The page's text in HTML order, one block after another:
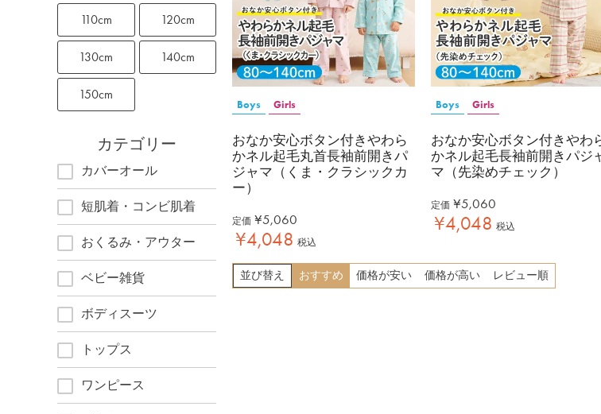
110cm 120cm
130cm 140cm
150cm
カテゴリー
カバーオール
短肌着・コンビ肌着
おくるみ・アウター
ベビー雑貨
ボディスーツ
トップス
ワンピース
Boys Girls
おなか安心ボタン付きやわら
かネル起毛丸首長袖前開きパ
ジャマ（くま・クラシックカ
ー）
定価 ¥5,060
¥4,048 税込
Boys Girls
おなか安心ボタン付きやわ
かネル起毛長袖前開きパジ
マ（先染めチェック）
定価 ¥5,060
¥4,048 税込
並び替え おすすめ 価格が安い 価格が高い レビュー順